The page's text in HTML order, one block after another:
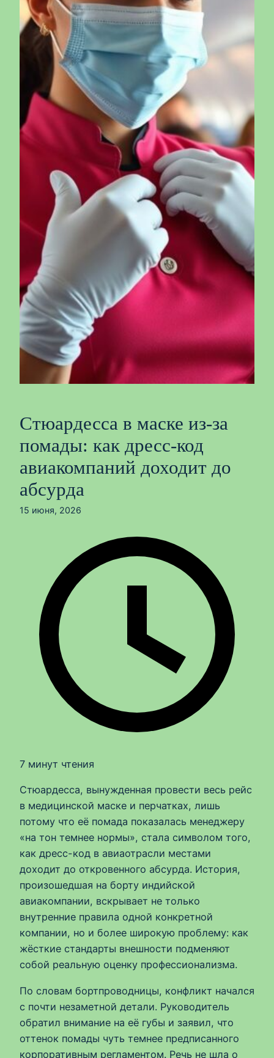
Стюардесса в маске из‑за
помады: как дресс‑код
авиакомпаний доходит до
абсурда
15 июня, 2026
7 минут чтения
Стюардесса, вынужденная провести весь рейс
в медицинской маске и перчатках, лишь
потому что её помада показалась менеджеру
«на тон темнее нормы», стала символом того,
как дресс-код в авиаотрасли местами
доходит до откровенного абсурда. История,
произошедшая на борту индийской
авиакомпании, вскрывает не только
внутренние правила одной конкретной
компании, но и более широкую проблему: как
жёсткие стандарты внешности подменяют
собой реальную оценку профессионализма.
По словам бортпроводницы, конфликт начался
с почти незаметной детали. Руководитель
обратил внимание на её губы и заявил, что
оттенок помады чуть темнее предписанного
корпоративным регламентом. Речь не шла о